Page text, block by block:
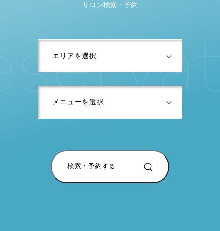
サロン検索・予約
検索・予約する
servat